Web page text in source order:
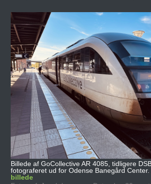
Billede af GoCollective AR 4085, tidligere
fotograferet ud for Odense Banegård Center.
billede